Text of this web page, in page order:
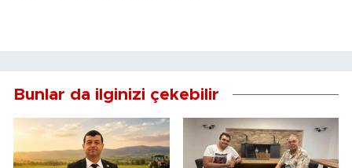
Bunlar da ilginizi çekebilir